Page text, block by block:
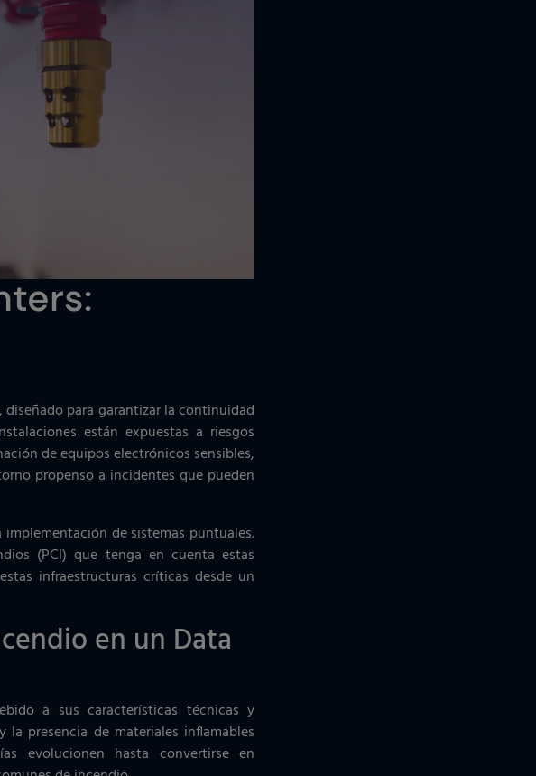
para garantizar la continuidad
están expuestas a riesgos
de equipos electrónicos sensibles,
propenso a incidentes que pueden
de sistemas puntuales.
(PCI) que tenga en cuenta estas
infraestructuras críticas desde un
en un Data
a sus características técnicas y
presencia de materiales inflamables
evolucionen hasta convertirse en